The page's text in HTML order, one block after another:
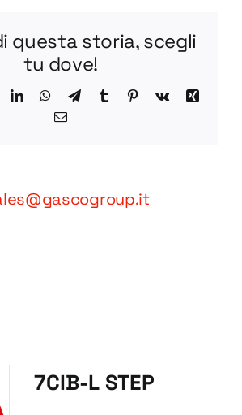
questa storia, scegli
tu dove!
LinkedInWhatsApp
TelegramTumblr Pinterest
Vk
Xing
Email
7CIB-L STEP